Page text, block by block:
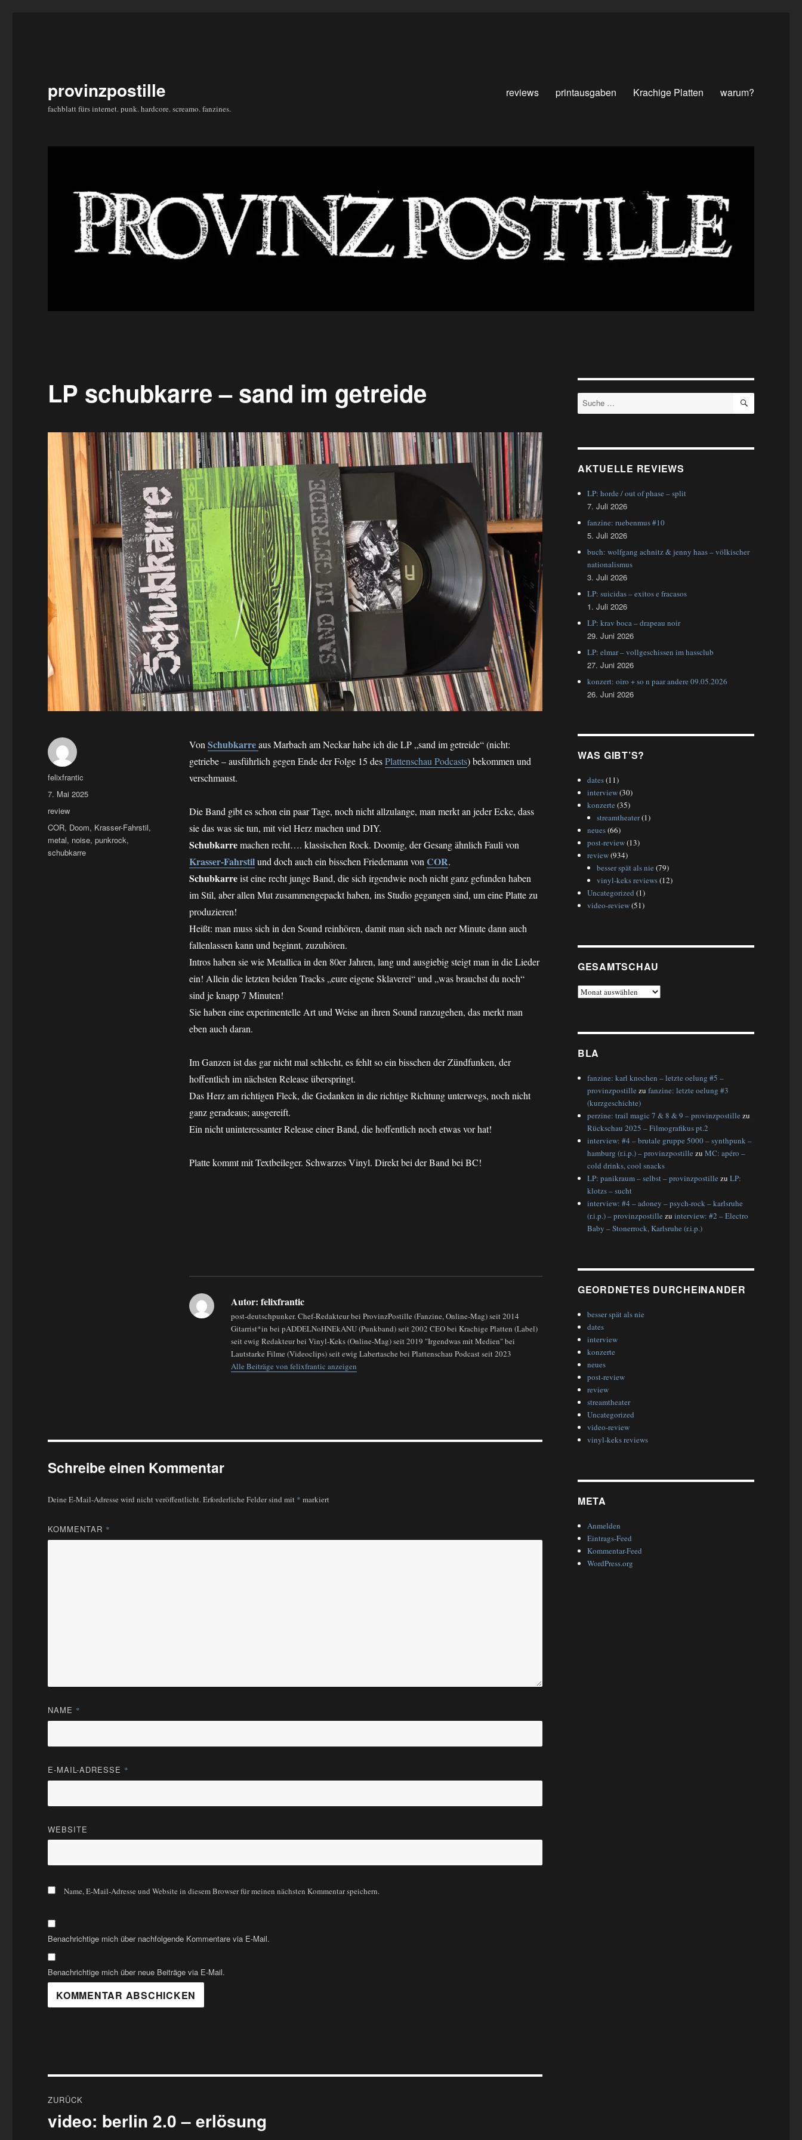
provinzpostille
fachblatt fürs internet. punk. hardcore. screamo. fanzines.
reviews printausgaben Krachige Platten warum?
LP schubkarre – sand im getreide
Von Schubkarreaus Marbach am Neckar habe ich die LP „sand im getreide“ (nicht:
getriebe – ausführlich gegen Ende der Folge 15 desPlattenschau Podcasts) bekommen und
verschmaust.
Die Band gibt es schon ein paar Tage, noch nicht allzulange, man merkt an jeder Ecke, dass
sie das was sie tun, mit viel Herz machen und DIY.
Schubkarremachen recht…. klassischen Rock. Doomig, der Gesang ähnlich Fauli von
Krasser-Fahrstilund doch auch ein bisschen Friedemann von COR.
Schubkarreist eine recht junge Band, die sich irgendwie noch nicht ganz gefunden haben
im Stil, aber allen Mut zusammengepackt haben, ins Studio gegangen sind, um eine Platte zu
produzieren!
Heißt: man muss sich in den Sound reinhören, damit man sich nach ner Minute dann auch
fallenlassen kann und beginnt, zuzuhören.
Intros haben sie wie Metallica in den 80er Jahren, lang und ausgiebig steigt man in die Lieder
ein! Allein die letzten beiden Tracks „eure eigene Sklaverei“ und „was brauchst du noch“
sind je knapp 7 Minuten!
Sie haben eine experimentelle Art und Weise an ihren Sound ranzugehen, das merkt man
eben auch daran.
Im Ganzen ist das gar nicht mal schlecht, es fehlt so ein bisschen der Zündfunken, der
hoffentlich im nächsten Release überspringt.
Das Herz am richtigen Fleck, die Gedanken in die richtige Richtung unterwegs, noch nicht
ganz geradeaus; ausgereift.
Ein nicht uninteressanter Release einer Band, die hoffentlich noch etwas vor hat!
Platte kommt mit Textbeileger. Schwarzes Vinyl. Direkt bei der Band bei BC!
Autor: felixfrantic
post-deutschpunker. Chef-Redakteur bei ProvinzPostille (Fanzine, Online-Mag) seit 2014
Gitarrist*in bei pADDELNoHNEkANU (Punkband) seit 2002 CEO bei Krachige Platten (Label)
seit ewig Redakteur bei Vinyl-Keks (Online-Mag) seit 2019 "Irgendwas mit Medien" bei
Lautstarke Filme (Videoclips) seit ewig Labertasche bei Plattenschau Podcast seit 2023
Alle Beiträge von felixfrantic anzeigen
Autor
felixfrantic
Veröffentlicht
7. Mai 2025
Kategorien
review
Schlagwörter
COR, Doom, Krasser-Fahrstil,
metal, noise,punkrock,
schubkarre
Schreibe einen Kommentar
Deine E-Mail-Adresse wird nicht veröffentlicht.Erforderliche Felder sind mit * markiert
KOMMENTAR *
NAME *
E-MAIL-ADRESSE *
WEBSITE
Name, E-Mail-Adresse und Website in diesem Browser für meinen nächsten Kommentar speichern.
Benachrichtige mich über nachfolgende Kommentare via E-Mail.
Benachrichtige mich über neue Beiträge via E-Mail.
ZURÜCK
Vorheriger
video: berlin 2.0 – erlösung
Suche
nach:
SUCHEN
AKTUELLE REVIEWS
LP: horde / out of phase – split
7. Juli 2026
fanzine: ruebenmus #10
5. Juli 2026
buch: wolfgang achnitz & jenny haas – völkischer
nationalismus
3. Juli 2026
LP: suicidas – exitos e fracasos
1. Juli 2026
LP: krav boca – drapeau noir
29. Juni 2026
LP: elmar – vollgeschissen im hassclub
27. Juni 2026
konzert: oiro + so n paar andere 09.05.2026
26. Juni 2026
WAS GIBT’S?
dates(11)
interview(30)
konzerte (35)
streamtheater(1)
neues(66)
post-review(13)
review(934)
besser spät als nie (79)
vinyl-keks reviews(12)
Uncategorized (1)
video-review(51)
GESAMTSCHAU
gesamtschau
BLA
fanzine: karl knochen – letzte oelung #5 –
provinzpostille zufanzine: letzte oelung #3
(kurzgeschichte)
perzine: trail magic 7 & 8 & 9 – provinzpostille zu
Rückschau 2025 – Filmografikus pt.2
interview: #4 – brutale gruppe 5000 – synthpunk –
hamburg (r.i.p.) – provinzpostille zuMC: apéro –
cold drinks, cool snacks
LP: panikraum – selbst – provinzpostille zuLP:
klotzs – sucht
interview: #4 – adoney – psych-rock – karlsruhe
(r.i.p.) – provinzpostille zuinterview: #2 – Electro
Baby – Stonerrock, Karlsruhe (r.i.p.)
GEORDNETES DURCHEINANDER
besser spät als nie
dates
interview
konzerte
neues
post-review
review
streamtheater
Uncategorized
video-review
vinyl-keks reviews
META
Anmelden
Eintrags-Feed
Kommentar-Feed
WordPress.org